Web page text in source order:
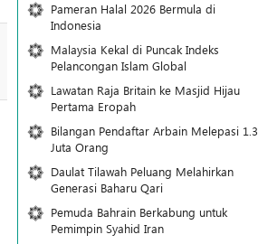
Pameran Halal 2026 Bermula di
Indonesia
Malaysia Kekal di Puncak Indeks
Pelancongan Islam Global
Lawatan Raja Britain ke Masjid Hijau
Pertama Eropah
Bilangan Pendaftar Arbain Melepasi 1.3
Juta Orang
Daulat Tilawah Peluang Melahirkan
Generasi Baharu Qari
Pemuda Bahrain Berkabung untuk
Pemimpin Syahid Iran